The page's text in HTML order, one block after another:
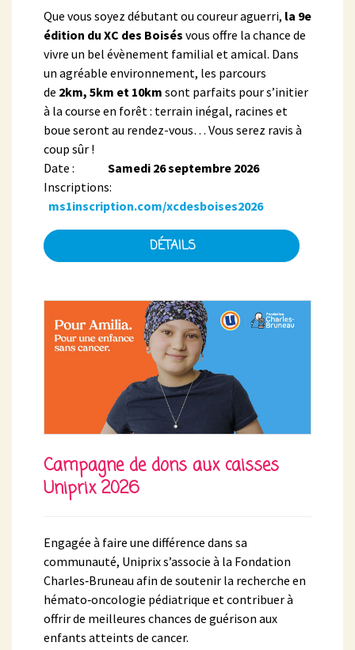
Que vous soyez débutant ou coureur aguerri, la 9e
édition du XC des Boisés vous offre la chance de
vivre un bel évènement familial et amical. Dans
un agréable environnement, les parcours
de 2km, 5km et 10km sont parfaits pour s’initier
à la course en forêt : terrain inégal, racines et
boue seront au rendez-vous… Vous serez ravis à
coup sûr !
Date : Samedi 26 septembre 2026
Inscriptions:
ms1inscription.com/xcdesboises2026
DÉTAILS
Campagne de dons aux caisses
Uniprix 2026
Engagée à faire une différence dans sa
communauté, Uniprix s’associe à la Fondation
Charles‑Bruneau afin de soutenir la recherche en
hémato‑oncologie pédiatrique et contribuer à
offrir de meilleures chances de guérison aux
enfants atteints de cancer.